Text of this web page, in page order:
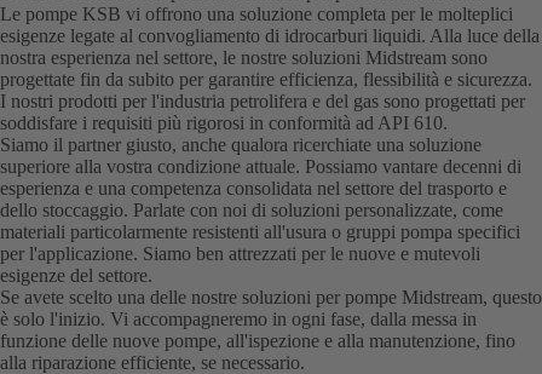
Le pompe KSB vi offrono una soluzione completa per le molteplici
esigenze legate al convogliamento di idrocarburi liquidi. Alla luce della
nostra esperienza nel settore, le nostre soluzioni Midstream sono
progettate fin da subito per garantire efficienza, flessibilità e sicurezza.
I nostri prodotti per l'industria petrolifera e del gas sono progettati per
soddisfare i requisiti più rigorosi in conformità ad API 610.
Siamo il partner giusto, anche qualora ricerchiate una soluzione
superiore alla vostra condizione attuale. Possiamo vantare decenni di
esperienza e una competenza consolidata nel settore del trasporto e
dello stoccaggio. Parlate con noi di soluzioni personalizzate, come
materiali particolarmente resistenti all'usura o gruppi pompa specifici
per l'applicazione. Siamo ben attrezzati per le nuove e mutevoli
esigenze del settore.
Se avete scelto una delle nostre soluzioni per pompe Midstream, questo
è solo l'inizio. Vi accompagneremo in ogni fase, dalla messa in
funzione delle nuove pompe, all'ispezione e alla manutenzione, fino
alla riparazione efficiente, se necessario.